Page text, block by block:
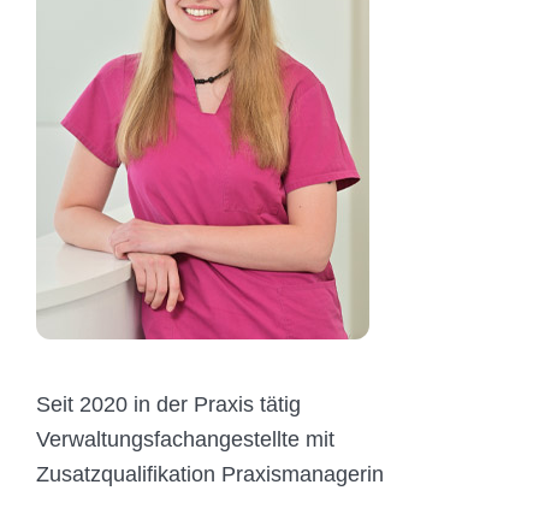
Seit 2020 in der Praxis tätig
Verwaltungsfachangestellte mit
Zusatzqualifikation Praxismanagerin